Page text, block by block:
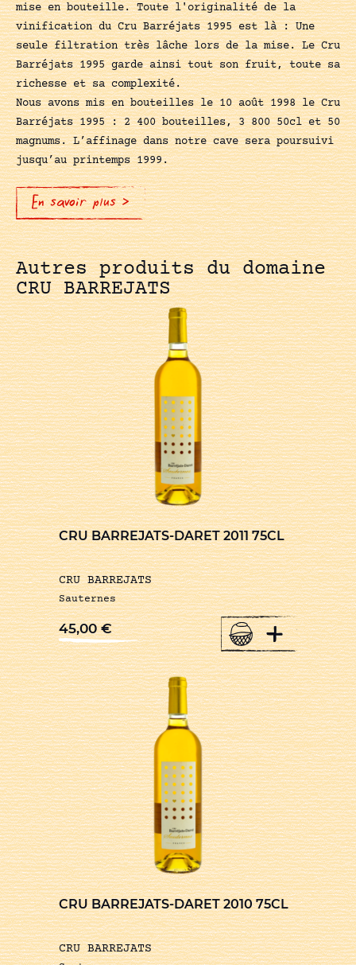
mise en bouteille. Toute l'originalité de la
vinification du Cru Barréjats 1995 est là : Une
seule filtration très lâche lors de la mise. Le Cru
Barréjats 1995 garde ainsi tout son fruit, toute sa
richesse et sa complexité.
Nous avons mis en bouteilles le 10 août 1998 le Cru
Barréjats 1995 : 2 400 bouteilles, 3 800 50cl et 50
magnums. L’affinage dans notre cave sera poursuivi
jusqu’au printemps 1999.
En savoir plus >
Autres produits du domaine
CRU BARREJATS
CRU BARREJATS-DARET 2011 75CL
CRU BARREJATS
Sauternes
45,00€ +
CRU BARREJATS-DARET 2010 75CL
CRU BARREJATS